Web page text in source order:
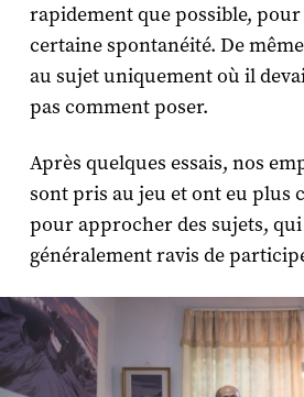
rapidement que possible,
certaine spontanéité. De
au sujet uniquement où il
pas comment poser.
Après quelques essais, nos
sont pris au jeu et ont eu plus
pour approcher des sujets, qui
généralement ravis de